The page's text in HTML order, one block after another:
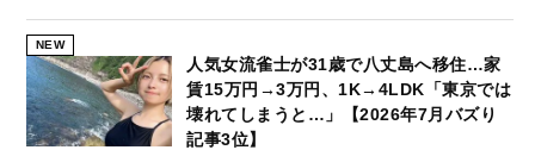
NEW
人気女流雀士が31歳で八丈島へ移住…家
賃15万円→3万円、1K→4LDK「東京では
壊れてしまうと…」【2026年7月バズり
記事3位】